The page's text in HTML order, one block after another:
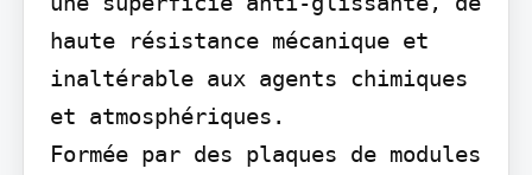
haute résistance mécanique et
inaltérable aux agents chimiques
et atmosphériques.
Formée par des plaques de modules